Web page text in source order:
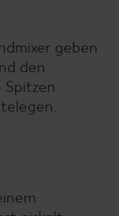
geben
den